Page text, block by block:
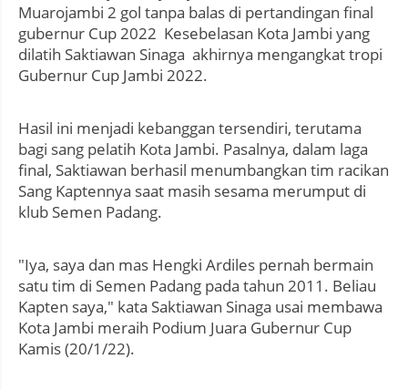
Muarojambi 2 gol tanpa balas di pertandingan final
gubernur Cup 2022 Kesebelasan Kota Jambi yang
dilatih Saktiawan Sinaga akhirnya mengangkat tropi
Gubernur Cup Jambi 2022.
Hasil ini menjadi kebanggan tersendiri, terutama
bagi sang pelatih Kota Jambi. Pasalnya, dalam laga
final, Saktiawan berhasil menumbangkan tim racikan
Sang Kaptennya saat masih sesama merumput di
klub Semen Padang.
"Iya, saya dan mas Hengki Ardiles pernah bermain
satu tim di Semen Padang pada tahun 2011. Beliau
Kapten saya," kata Saktiawan Sinaga usai membawa
Kota Jambi meraih Podium Juara Gubernur Cup
Kamis (20/1/22).